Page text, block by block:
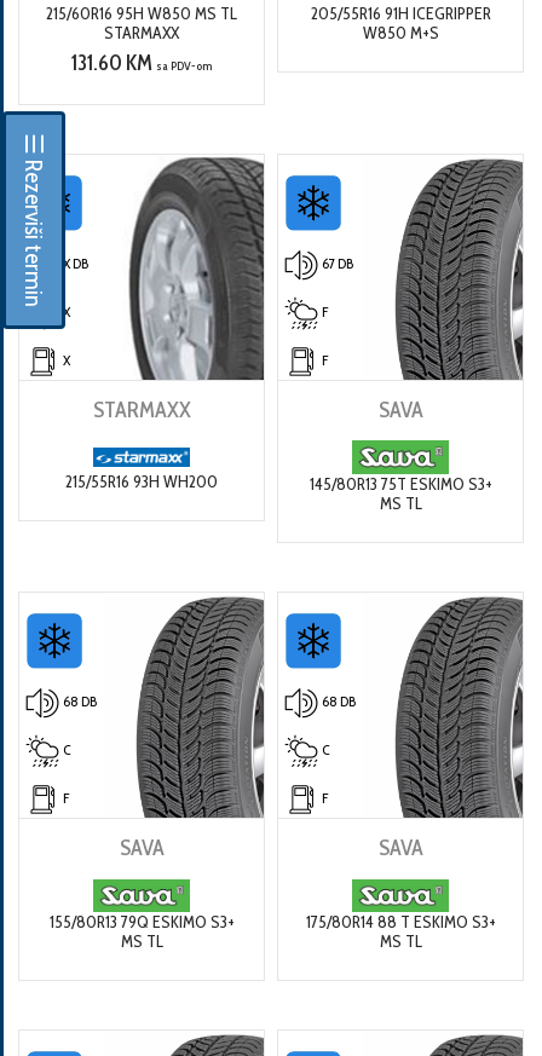
☰ Rezerviši termin
215/60R16 95H W850 MS TL
STARMAXX
131.60 KM sa PDV-om
205/55R16 91H ICEGRIPPER
W850 M+S
X DB
X
X
STARMAXX
215/55R16 93H WH200
67 DB
F
F
SAVA
145/80R13 75T ESKIMO S3+
MS TL
68 DB
C
F
SAVA
155/80R13 79Q ESKIMO S3+
MS TL
68 DB
C
F
SAVA
175/80R14 88 T ESKIMO S3+
MS TL